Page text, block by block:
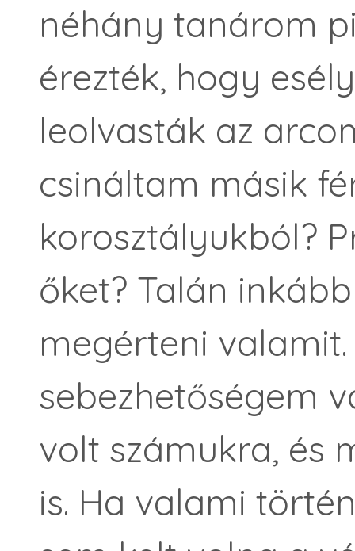
néhány tanárom
érezték, hogy
leolvasták az
csináltam másik
korosztályukból?
őket? Talán
megérteni
sebezhetőségem
volt számukra, és
is. Ha valami